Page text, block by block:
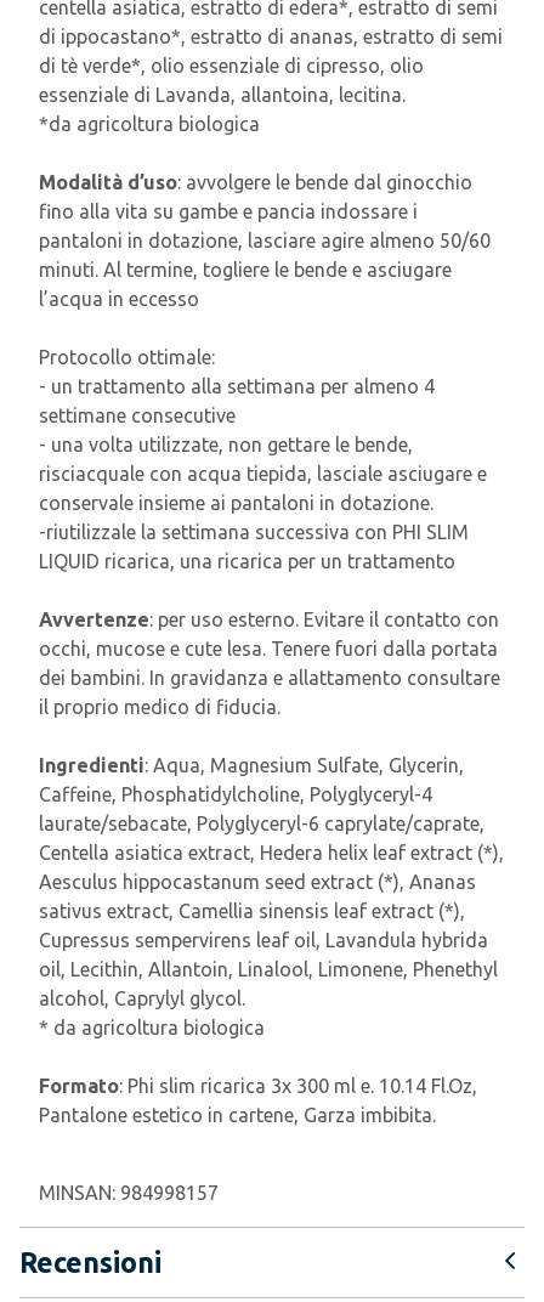
centella asiatica, estratto di edera*, estratto di semi
di ippocastano*, estratto di ananas, estratto di semi
di tè verde*, olio essenziale di cipresso, olio
essenziale di Lavanda, allantoina, lecitina.
*da agricoltura biologica
Modalità d’uso: avvolgere le bende dal ginocchio
fino alla vita su gambe e pancia indossare i
pantaloni in dotazione, lasciare agire almeno 50/60
minuti. Al termine, togliere le bende e asciugare
l’acqua in eccesso
Protocollo ottimale:
- un trattamento alla settimana per almeno 4
settimane consecutive
- una volta utilizzate, non gettare le bende,
risciacquale con acqua tiepida, lasciale asciugare e
conservale insieme ai pantaloni in dotazione.
-riutilizzale la settimana successiva con PHI SLIM
LIQUID ricarica, una ricarica per un trattamento
Avvertenze: per uso esterno. Evitare il contatto con
occhi, mucose e cute lesa. Tenere fuori dalla portata
dei bambini. In gravidanza e allattamento consultare
il proprio medico di fiducia.
Ingredienti: Aqua, Magnesium Sulfate, Glycerin,
Caffeine, Phosphatidylcholine, Polyglyceryl-4
laurate/sebacate, Polyglyceryl-6 caprylate/caprate,
Centella asiatica extract, Hedera helix leaf extract (*),
Aesculus hippocastanum seed extract (*), Ananas
sativus extract, Camellia sinensis leaf extract (*),
Cupressus sempervirens leaf oil, Lavandula hybrida
oil, Lecithin, Allantoin, Linalool, Limonene, Phenethyl
alcohol, Caprylyl glycol.
* da agricoltura biologica
Formato: Phi slim ricarica 3x 300 ml e. 10.14 Fl.Oz,
Pantalone estetico in cartene, Garza imbibita.
MINSAN: 984998157
Recensioni